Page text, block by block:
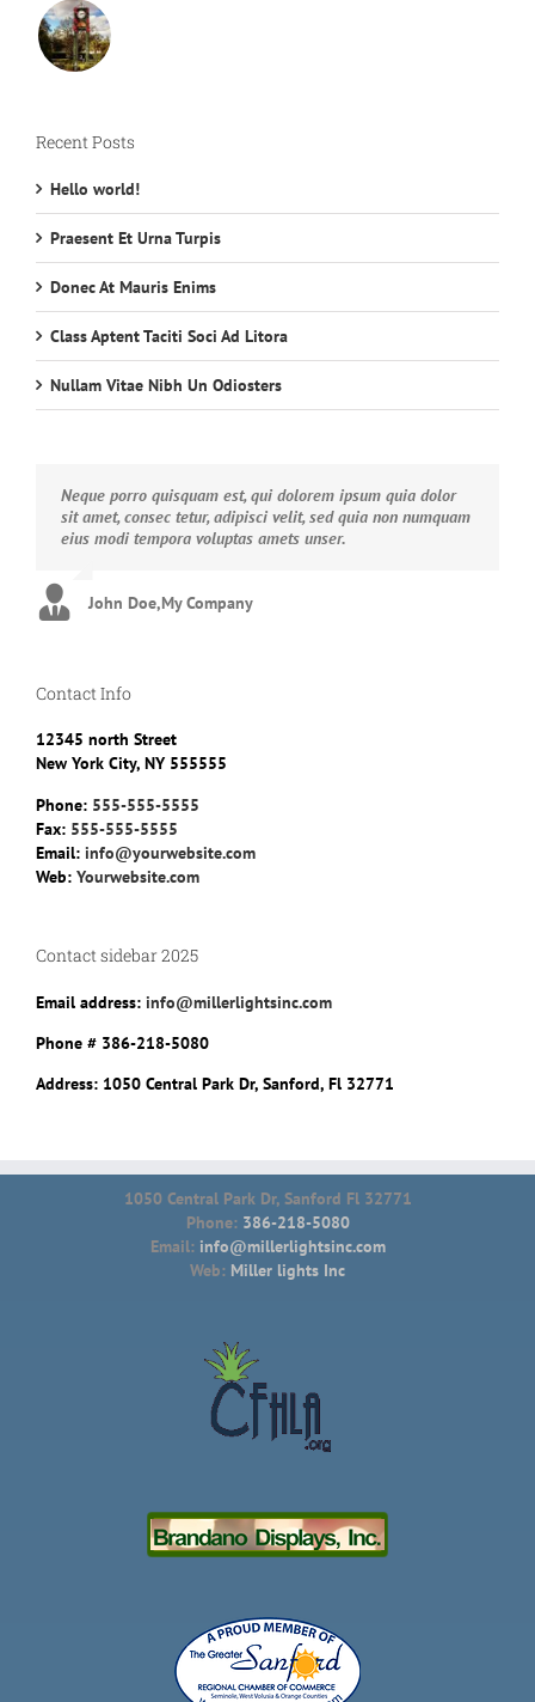
Recent Posts
Hello world!
Praesent Et Urna Turpis
Donec At Mauris Enims
Class Aptent Taciti Soci Ad Litora
Nullam Vitae Nibh Un Odiosters
Neque porro quisquam est, qui dolorem ipsum quia dolor
sit amet, consec tetur, adipisci velit, sed quia non numquam
eius modi tempora voluptas amets unser.
John Doe My Company
Aliquam erat volutpat. Quisque at est id ligula facilisis
laoreet eget pulvinar nibh. Suspendisse at ultrices dui.
Curabitur ac felis arcu sadips ipsums fugiats nemis.
Luke Beck ,Theme Fusion
Contact Info
12345 north Street
New York City, NY 555555
Phone: 555-555-5555
Fax: 555-555-5555
Email: info@yourwebsite.com
Web: Yourwebsite.com
Contact sidebar 2025
Email address: info@millerlightsinc.com
Phone # 386-218-5080
Address: 1050 Central Park Dr, Sanford, Fl 32771
1050 Central Park Dr, Sanford Fl 32771
Phone: 386-218-5080
Email: info@millerlightsinc.com
Web: Miller lights Inc